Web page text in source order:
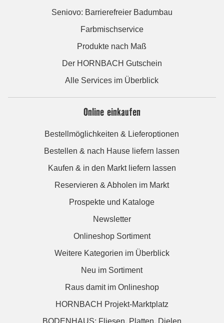
Seniovo: Barrierefreier Badumbau
Farbmischservice
Produkte nach Maß
Der HORNBACH Gutschein
Alle Services im Überblick
Online einkaufen
Bestellmöglichkeiten & Lieferoptionen
Bestellen & nach Hause liefern lassen
Kaufen & in den Markt liefern lassen
Reservieren & Abholen im Markt
Prospekte und Kataloge
Newsletter
Onlineshop Sortiment
Weitere Kategorien im Überblick
Neu im Sortiment
Raus damit im Onlineshop
HORNBACH Projekt-Marktplatz
BODENHAUS: Fliesen. Platten. Dielen